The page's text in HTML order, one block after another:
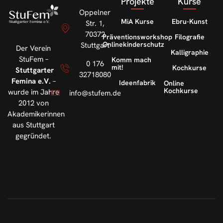
Der Verein
StuFem –
Stuttgarter
Femina e.V. –
wurde im Jahre
2012 von
Akademikerinnen
aus Stuttgart
gegründet.
Oppelner
Str. 1,
70372
Stuttgart
0 176
32718080
info@stufem.de
MiA Kurse
Präventionsworkshop
Onlinekinderschutz
Komm mach
mit!
Ideenfabrik
Ebru-Kunst
Filografie
Kalligraphie
Kochkurse
Online
Kochkurse